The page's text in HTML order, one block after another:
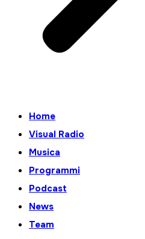
Home
Visual Radio
Musica
Programmi
Podcast
News
Team